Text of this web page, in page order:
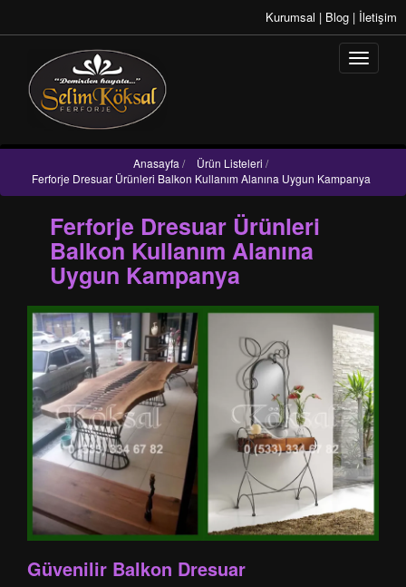
Kurumsal | Blog | İletişim
Anasayfa / Ürün Listeleri /
Ferforje Dresuar Ürünleri Balkon Kullanım Alanına Uygun Kampanya
Ferforje Dresuar Ürünleri
Balkon Kullanım Alanına
Uygun Kampanya
Güvenilir Balkon Dresuar